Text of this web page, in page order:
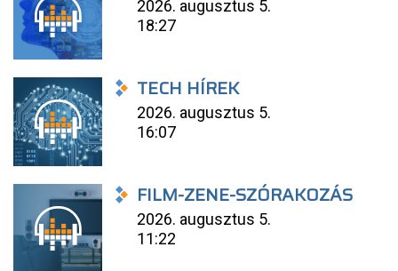
2026. augusztus 5.
18:27
TECH HÍREK
2026. augusztus 5.
16:07
FILM-ZENE-SZÓRAKOZÁS
2026. augusztus 5.
11:22